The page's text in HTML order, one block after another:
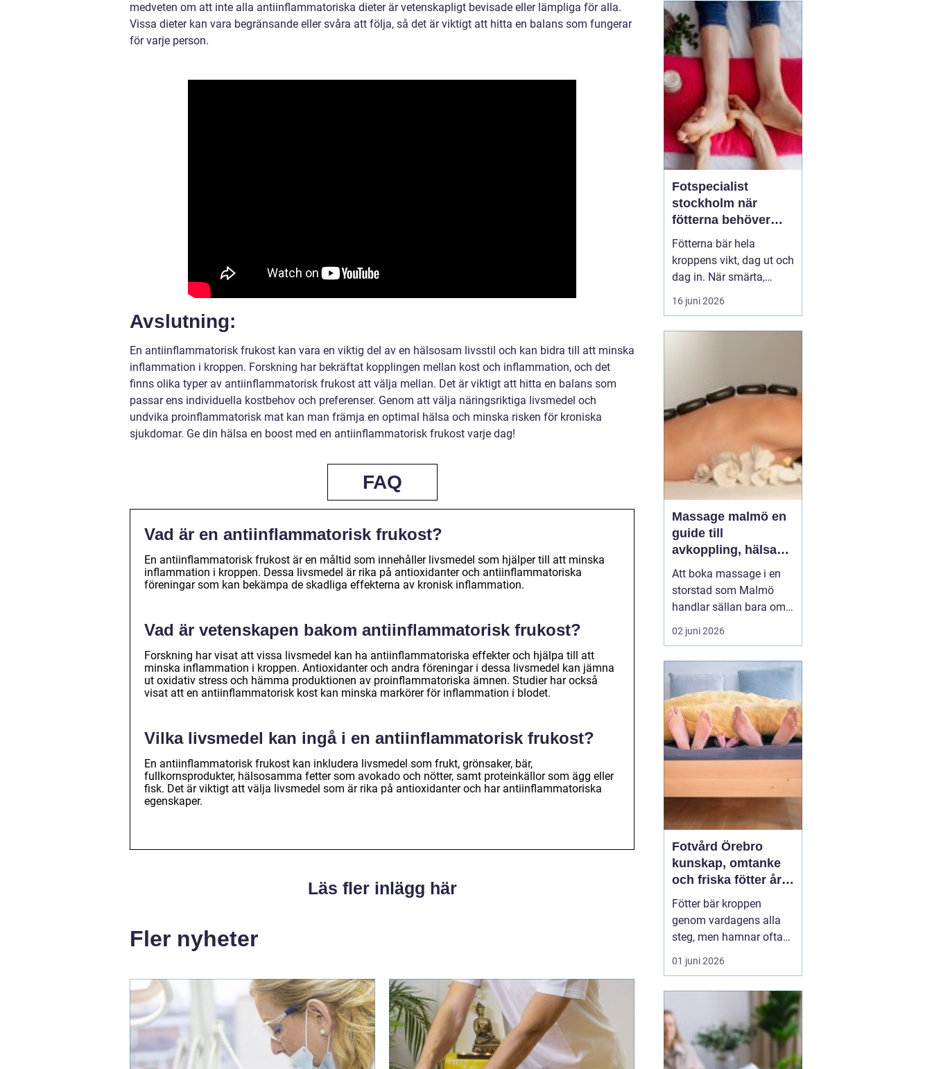
medveten om att inte alla antiinflammatoriska dieter är vetenskapligt bevisade eller lämpliga för alla.
Vissa dieter kan vara begränsande eller svåra att följa, så det är viktigt att hitta en balans som fungerar
för varje person.
Avslutning:
En antiinflammatorisk frukost kan vara en viktig del av en hälsosam livsstil och kan bidra till att minska
inflammation i kroppen. Forskning har bekräftat kopplingen mellan kost och inflammation, och det
finns olika typer av antiinflammatorisk frukost att välja mellan. Det är viktigt att hitta en balans som
passar ens individuella kostbehov och preferenser. Genom att välja näringsriktiga livsmedel och
undvika proinflammatorisk mat kan man främja en optimal hälsa och minska risken för kroniska
sjukdomar. Ge din hälsa en boost med en antiinflammatorisk frukost varje dag!
FAQ
Vad är en antiinflammatorisk frukost?
En antiinflammatorisk frukost är en måltid som innehåller livsmedel som hjälper till att minska
inflammation i kroppen. Dessa livsmedel är rika på antioxidanter och antiinflammatoriska
föreningar som kan bekämpa de skadliga effekterna av kronisk inflammation.
Vad är vetenskapen bakom antiinflammatorisk frukost?
Forskning har visat att vissa livsmedel kan ha antiinflammatoriska effekter och hjälpa till att
minska inflammation i kroppen. Antioxidanter och andra föreningar i dessa livsmedel kan jämna
ut oxidativ stress och hämma produktionen av proinflammatoriska ämnen. Studier har också
visat att en antiinflammatorisk kost kan minska markörer för inflammation i blodet.
Vilka livsmedel kan ingå i en antiinflammatorisk frukost?
En antiinflammatorisk frukost kan inkludera livsmedel som frukt, grönsaker, bär,
fullkornsprodukter, hälsosamma fetter som avokado och nötter, samt proteinkällor som ägg eller
fisk. Det är viktigt att välja livsmedel som är rika på antioxidanter och har antiinflammatoriska
egenskaper.
Läs fler inlägg här
Fler nyheter
Stockholm erbjuder stöd
och verktyg för a...
Fotspecialist
stockholm när
fötterna behöver
mer än vila
Fötterna bär hela
kroppens vikt, dag ut och
dag in. När smärta,
stelhet eller
felställningar uppstår
väntar länge innan de
söker hjälp, trots att tidig
utre...
16 juni 2026
Massage malmö en
guide till
avkoppling, hälsa
och välmående
Att boka massage i en
storstad som Malmö
handlar sällan bara om
lyx. För många är det ett
sätt att hantera
långvarig smärta eller
stress som aldrig verkar
ge med sig. Samtidigt
växer intresset för både
klassisk svensk
massage och...
02 juni 2026
Fotvård Örebro
kunskap, omtanke
och friska fötter året
runt
Fötter bär kroppen
genom vardagens alla
steg, men hamnar ofta
längst ner på
prioriteringslistan.
när problemen redan gör
ont, skaver eller
begränsar vardagen.
Medgenomtänkt fotvård
01 juni 2026